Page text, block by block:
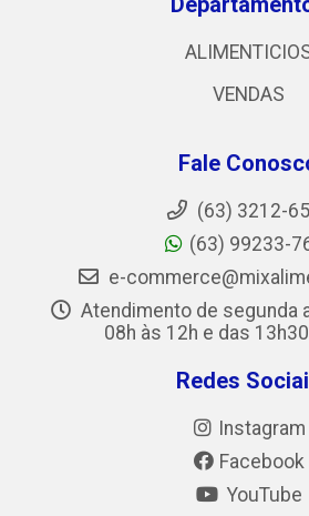
VENDAS
Fale
(63) 3212-
(63) 99233-
e-
Atendimento de segunda
08h às 12h e das
Redes
Instagram
Facebook
YouTube